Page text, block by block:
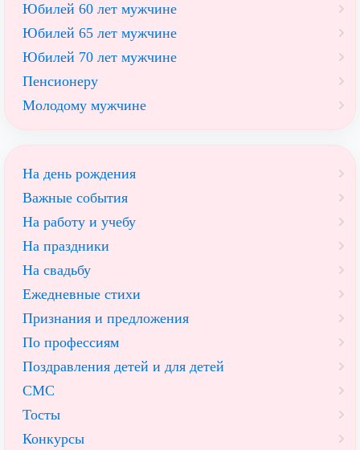
Юбилей 60 лет мужчине
Юбилей 65 лет мужчине
Юбилей 70 лет мужчине
Пенсионеру
Молодому мужчине
На день рождения
Важные события
На работу и учебу
На праздники
На свадьбу
Ежедневные стихи
Признания и предложения
По профессиям
Поздравления детей и для детей
СМС
Тосты
Конкурсы